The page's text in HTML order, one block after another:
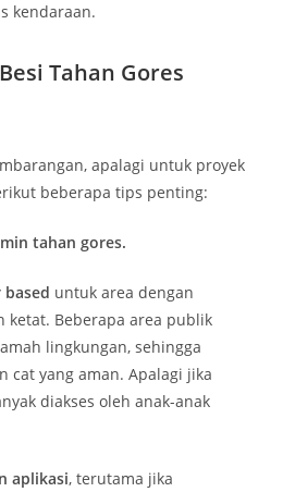
kendaraan.
Tahan Gores
apalagi untuk proyek
beberapa tips penting:
tahan gores.
untuk area dengan
ketat. Beberapa area publik
lingkungan, sehingga
cat yang aman. Apalagi jika
diakses oleh anak-anak
aplikasi, terutama jika